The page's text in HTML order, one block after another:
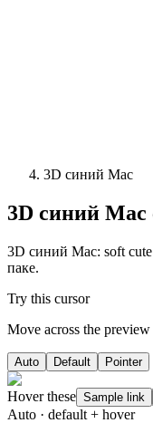
3D синий Mac
3D синий Mac
3D синий Mac: soft
паке.
Try this cursor
Move across the
Auto Default Pointer
Hover these Sample link
Auto · default + hover